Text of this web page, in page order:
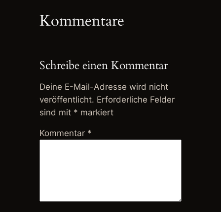
Kommentare
Schreibe einen Kommentar
Deine E-Mail-Adresse wird nicht
veröffentlicht. Erforderliche Felder
sind mit * markiert
Kommentar *